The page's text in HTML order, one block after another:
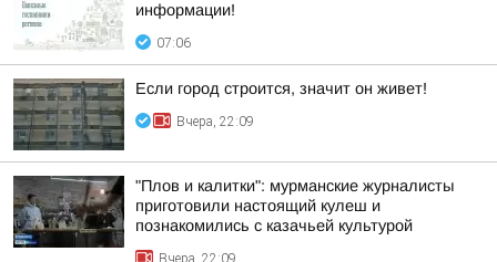
информации!
07:06
Если город строится, значит он живет!
Вчера, 22:09
"Плов и калитки": мурманские журналисты
приготовили настоящий кулеш и
познакомились с казачьей культурой
Вчера, 22:09